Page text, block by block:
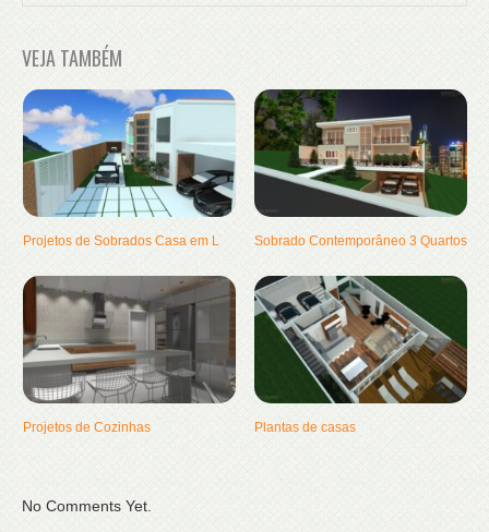
VEJA TAMBÉM
Projetos de Sobrados Casa em L Sobrado Contemporâneo 3 Quartos
Projetos de Cozinhas Plantas de casas
No Comments Yet.